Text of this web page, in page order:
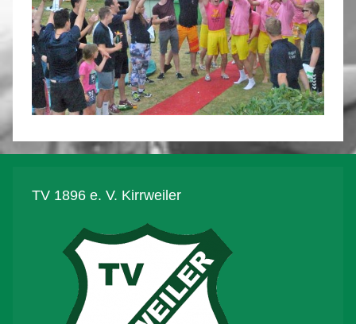
TV 1896 e. V. Kirrweiler